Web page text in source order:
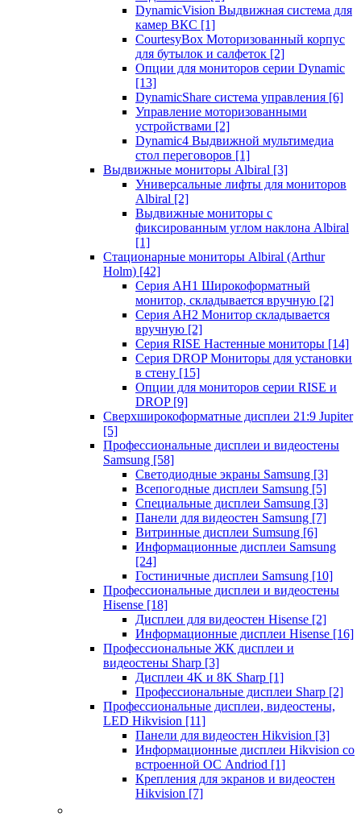
DynamicVision Выдвижная система для
камер ВКС [1]
CourtesyBox Моторизованный корпус
для бутылок и салфеток [2]
Опции для мониторов серии Dynamic
[13]
DynamicShare система управления [6]
Управление моторизованными
устройствами [2]
Dynamic4 Выдвижной мультимедиа
стол переговоров [1]
Выдвижные мониторы Albiral [3]
Универсальные лифты для мониторов
Albiral [2]
Выдвижные мониторы с
фиксированным углом наклона Albiral
[1]
Стационарные мониторы Albiral (Arthur
Holm) [42]
Серия AH1 Широкоформатный
монитор, складывается вручную [2]
Серия AH2 Монитор складывается
вручную [2]
Серия RISE Настенные мониторы [14]
Серия DROP Мониторы для установки
в стену [15]
Опции для мониторов серии RISE и
DROP [9]
Сверхширокоформатные дисплеи 21:9 Jupiter
[5]
Профессиональные дисплеи и видеостены
Samsung [58]
Светодиодные экраны Samsung [3]
Всепогодные дисплеи Samsung [5]
Специальные дисплеи Samsung [3]
Панели для видеостен Samsung [7]
Витринные дисплеи Sumsung [6]
Информационные дисплеи Samsung
[24]
Гостиничные дисплеи Samsung [10]
Профессиональные дисплеи и видеостены
Hisense [18]
Дисплеи для видеостен Hisense [2]
Информационные дисплеи Hisense [16]
Профессиональные ЖК дисплеи и
видеостены Sharp [3]
Дисплеи 4K и 8K Sharp [1]
Профессиональные дисплеи Sharp [2]
Профессиональные дисплеи, видеостены,
LED Hikvision [11]
Панели для видеостен Hikvision [3]
Информационные дисплеи Hikvision со
встроенной ОС Andriod [1]
Крепления для экранов и видеостен
Hikvision [7]